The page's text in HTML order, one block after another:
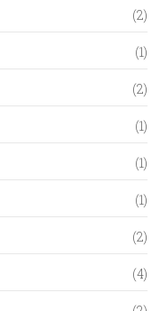
(2)
(1)
(2)
(1)
(1)
(1)
(2)
(4)